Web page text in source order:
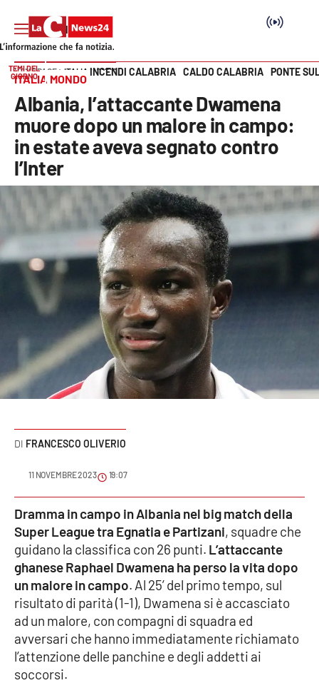
Cronaca
Politica
Attualità
Economia e lavoro
Italia Mondo
Sport
Cultura
Podcast
Meteo
Editoriali
VIDEO
Ambiente
Cronaca
Cultura
Vai
TEMI DEL
GIORNO
INCENDI CALABRIA CALDO CALABRIA PONTE
HOME PAGE ITALIA MONDO
ITALIA MONDO
Albania, l’attaccante Dwamena
muore dopo un malore in campo:
in estate aveva segnato contro
l’Inter
FRANCESCO OLIVERIO
11 NOVEMBRE 2023 19:07
Dramma in campo in Albania nel big match della
Super League tra Egnatia e Partizani, squadre che
guidano la classifica con 26 punti. L’attaccante
ghanese Raphael Dwamena ha perso la vita dopo
un malore in campo. Al 25’ del primo tempo, sul
risultato di parità (1-1), Dwamena si è accasciato
ad un malore, con compagni di squadra ed
avversari che hanno immediatamente richiamato
l’attenzione delle panchine e degli addetti ai
soccorsi.